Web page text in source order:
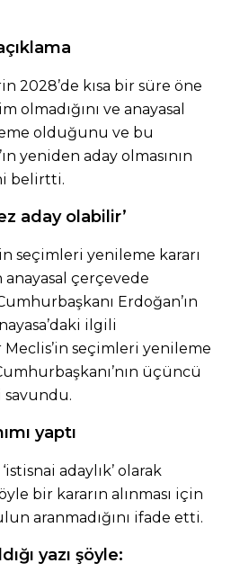
2028’de kısa bir süre öne
olmadığını ve anayasal
olduğunu ve bu
yeniden aday olmasının
belirtti.
aday olabilir’
seçimleri yenileme kararı
anayasal çerçevede
Erdoğan’ın
ilgili
seçimleri yenileme
üçüncü
savundu.
yaptı
adaylık’ olarak
bir kararın alınması için
aranmadığını ifade etti.
yazı şöyle: